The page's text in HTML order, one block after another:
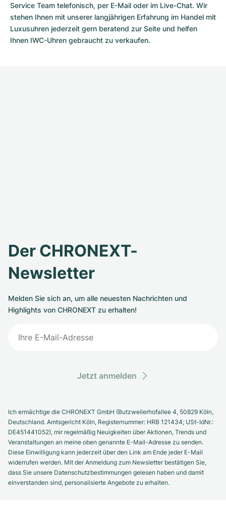
Service Team telefonisch, per E-Mail oder im Live-Chat. Wir
stehen Ihnen mit unserer langjährigen Erfahrung im Handel mit
Luxusuhren jederzeit gern beratend zur Seite und helfen
Ihnen IWC-Uhren gebraucht zu verkaufen.
Der CHRONEXT-
Newsletter
Melden Sie sich an, um alle neuesten Nachrichten und
Highlights von CHRONEXT zu erhalten!
Jetzt anmelden
Ich ermächtige die CHRONEXT GmbH (Butzweilerhofallee 4, 50829 Köln,
Deutschland. Amtsgericht Köln, Registernummer: HRB 121434; USt-IdNr.:
DE451441052), mir regelmäßig Neuigkeiten über Aktionen, Trends und
Veranstaltungen an meine oben genannte E-Mail-Adresse zu senden.
Diese Einwilligung kann jederzeit über den Link am Ende jeder E-Mail
widerrufen werden. Mit der Anmeldung zum Newsletter bestätigen Sie,
dass Sie unsere Datenschutzbestimmungen gelesen haben und damit
einverstanden sind, personalisierte Angebote zu erhalten.